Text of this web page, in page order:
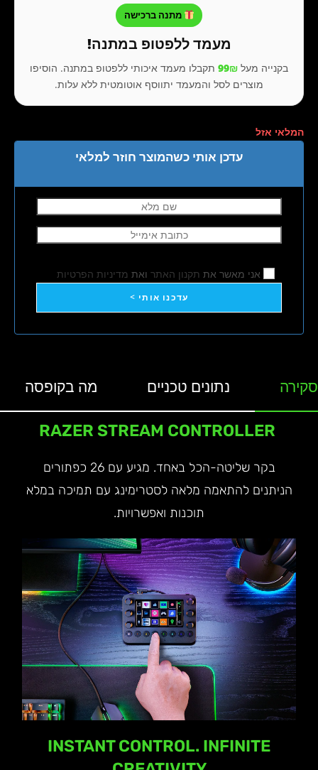
מתנה ברכישה
מעמד ללפטופ במתנה!
בקנייה מעל 99₪ תקבלו מעמד איכותי ללפטופ במתנה. הוסיפו
מוצרים לסל והמעמד יתווסף אוטומטית ללא עלות.
המלאי אזל
עדכן אותי כשהמוצר חוזר למלאי
אני מאשר את תקנון האתר ואת מדיניות הפרטיות
עדכנו אותי >
סקירה נתונים טכניים מה בקופסה
בקר שליטה-הכל באחד. מגיע עם 26 כפתורים
הניתנים להתאמה מלאה לסטרימינג עם תמיכה במלא
תוכנות ואפשרויות.
INSTANT CONTROL. INFINITE